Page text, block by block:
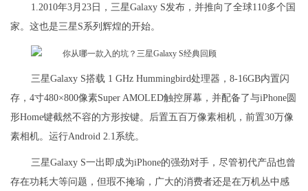
1.2010年3月23日，三星Galaxy S发布，并推向了全球110多个国
家。这也是三星S系列辉煌的开始。
三星Galaxy S搭载 1 GHz Hummingbird处理器，8-16GB内置闪
存，4寸480×800像素Super AMOLED触控屏幕，并配备了与iPhone圆
形Home键截然不容的方形按键。后置五百万像素相机，前置30万像
素相机。运行Android 2.1系统。
三星Galaxy S一出即成为iPhone的强劲对手，尽管初代产品也曾
存在功耗大等问题，但瑕不掩瑜，广大的消费者还是在万机丛中感